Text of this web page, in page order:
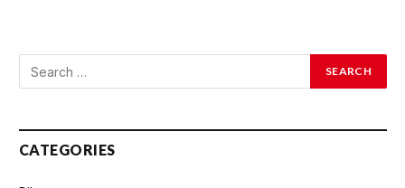
CATEGORIES